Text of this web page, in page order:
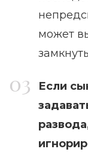
может
Если